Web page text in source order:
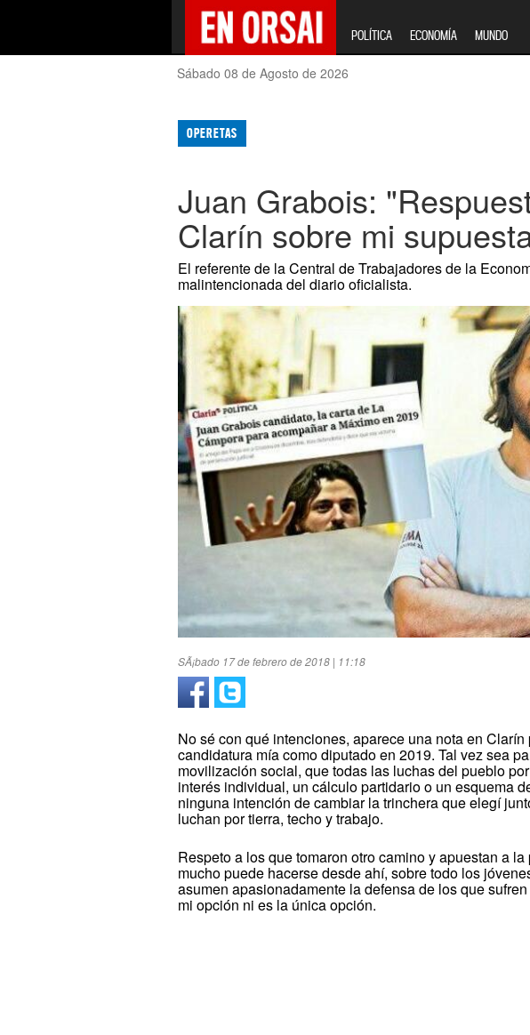
POLÍTICA ECONOMÍA MUNDO
Sábado 08 de Agosto de 2026
OPERETAS
Juan Grabois:
Clarín sobre mi
El referente de la Central de Trabajadores de la
malintencionada del diario oficialista.
SÃ¡bado 17 de febrero de 2018 | 11:18
No sé con qué intenciones, aparece una nota en
candidatura mía como diputado en 2019. Tal vez sea
movilización social, que todas las luchas del pueblo
interés individual, un cálculo partidario o un esquema
ninguna intención de cambiar la trinchera que elegí
luchan por tierra, techo y trabajo.
Respeto a los que tomaron otro camino y apuestan a
mucho puede hacerse desde ahí, sobre todo los
asumen apasionadamente la defensa de los que
mi opción ni es la única opción.